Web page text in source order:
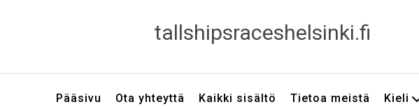
tallshipsraceshelsinki.fi
Pääsivu Ota yhteyttä Kaikki sisältö Tietoa meistä Kieli